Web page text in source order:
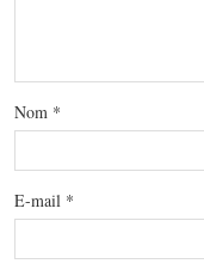
Nom *
E-mail *